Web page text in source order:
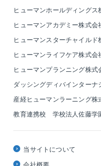
ヒューマンホールディングス
ヒューマンアカデミー株式会
ヒューマンスターチャイルド
ヒューマンライフケア株式会
ヒューマンプランニング株式
ダッシングディバインターナ
産経ヒューマンラーニング株
教育連携校 学校法人佐藤学
当サイトについて